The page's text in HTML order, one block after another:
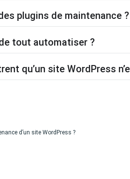
plugins de maintenance ?
tout automatiser ?
qu’un site WordPress
d’un site WordPress ?